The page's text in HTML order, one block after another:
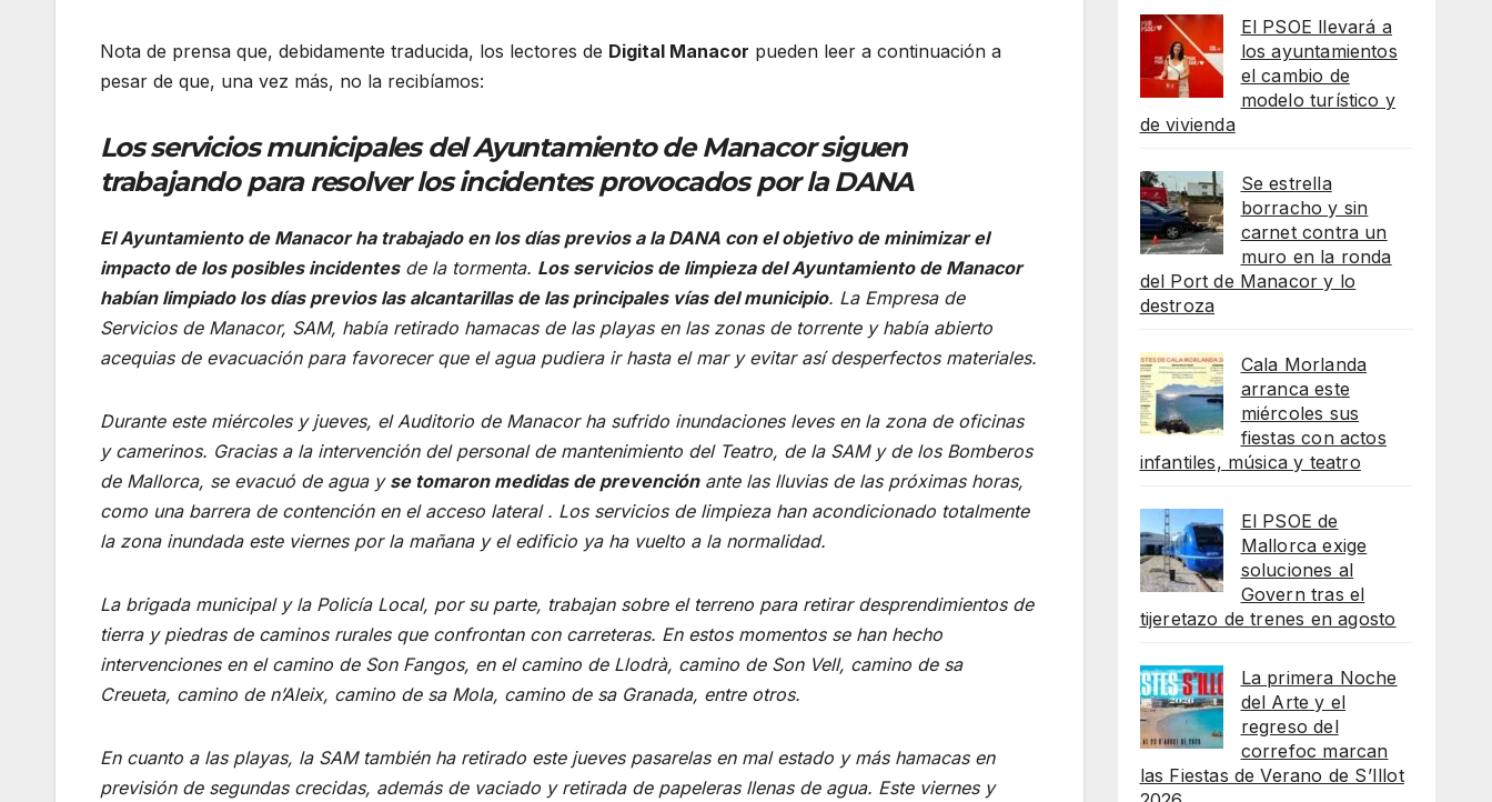
Nota de prensa que, debidamente traducida, los lectores de Digital Manacor pueden leer a continuación a
pesar de que, una vez más, no la recibíamos:
Los servicios municipales del Ayuntamiento de Manacor siguen
trabajando para resolver los incidentes provocados por la DANA
El Ayuntamiento de Manacor ha trabajado en los días previos a la DANA con el objetivo de minimizar el
impacto de los posibles incidentesde la tormenta. Los servicios de limpieza del Ayuntamiento de Manacor
habían limpiado los días previos las alcantarillas de las principales vías del municipio. La Empresa de
Servicios de Manacor, SAM, había retirado hamacas de las playas en las zonas de torrente y había abierto
acequias de evacuación para favorecer que el agua pudiera ir hasta el mar y evitar así desperfectos materiales.
Durante este miércoles y jueves, el Auditorio de Manacor ha sufrido inundaciones leves en la zona de oficinas
y camerinos. Gracias a la intervención del personal de mantenimiento del Teatro, de la SAM y de los Bomberos
de Mallorca, se evacuó de agua y se tomaron medidas de prevenciónante las lluvias de las próximas horas,
como una barrera de contención en el acceso lateral . Los servicios de limpieza han acondicionado totalmente
la zona inundada este viernes por la mañana y el edificio ya ha vuelto a la normalidad.
La brigada municipal y la Policía Local, por su parte, trabajan sobre el terreno para retirar desprendimientos de
tierra y piedras de caminos rurales que confrontan con carreteras. En estos momentos se han hecho
intervenciones en el camino de Son Fangos, en el camino de Llodrà, camino de Son Vell, camino de sa
Creueta, camino de n’Aleix, camino de sa Mola, camino de sa Granada, entre otros.
En cuanto a las playas, la SAM también ha retirado este jueves pasarelas en mal estado y más hamacas en
previsión de segundas crecidas, además de vaciado y retirada de papeleras llenas de agua. Este viernes y
El PSOE llevará a
los ayuntamientos
el cambio de
modelo turístico y
de vivienda
Se estrella
borracho y sin
carnet contra un
muro en la ronda
del Port de Manacor y lo
destroza
Cala Morlanda
arranca este
miércoles sus
fiestas con actos
infantiles, música y teatro
El PSOE de
Mallorca exige
soluciones al
Govern tras el
tijeretazo de trenes en agosto
La primera Noche
del Arte y el
regreso del
correfoc marcan
las Fiestas de Verano de S’Illot